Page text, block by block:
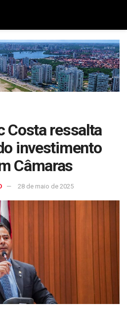
Costa ressalta
investimento
Câmaras
28 de maio de 2025